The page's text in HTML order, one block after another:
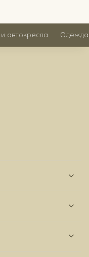
автокресла Одежда